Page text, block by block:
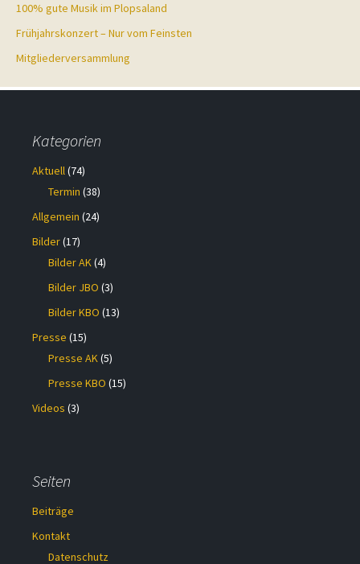
100% gute Musik im Plopsaland
Frühjahrskonzert – Nur vom Feinsten
Mitgliederversammlung
Kategorien
Aktuell(74)
Termin (38)
Allgemein (24)
Bilder(17)
Bilder AK(4)
Bilder JBO (3)
Bilder KBO (13)
Presse (15)
Presse AK(5)
Presse KBO (15)
Videos (3)
Seiten
Beiträge
Kontakt
Datenschutz